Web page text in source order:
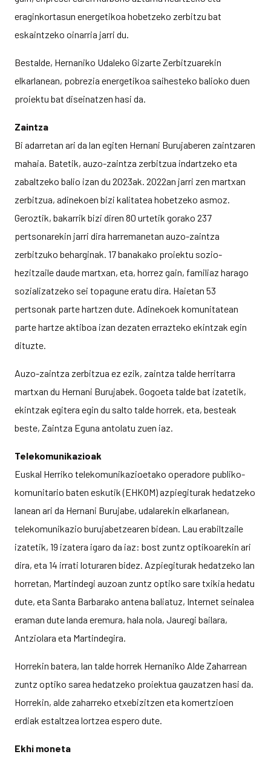
eraginkortasun energetikoa hobetzeko zerbitzu bat
eskaintzeko oinarria jarri du.
Bestalde, Hernaniko Udaleko Gizarte Zerbitzuarekin
elkarlanean, pobrezia energetikoa saihesteko balioko duen
proiektu bat diseinatzen hasi da.
Zaintza
Bi adarretan ari da lan egiten Hernani Burujaberen zaintzaren
mahaia. Batetik, auzo-zaintza zerbitzua indartzeko eta
zabaltzeko balio izan du 2023ak. 2022an jarri zen martxan
zerbitzua, adinekoen bizi kalitatea hobetzeko asmoz.
Geroztik, bakarrik bizi diren 80 urtetik gorako 237
pertsonarekin jarri dira harremanetan auzo-zaintza
zerbitzuko beharginak. 17 banakako proiektu sozio-
hezitzaile daude martxan, eta, horrez gain, familiaz harago
sozializatzeko sei topagune eratu dira. Haietan 53
pertsonak parte hartzen dute. Adinekoek komunitatean
parte hartze aktiboa izan dezaten errazteko ekintzak egin
dituzte.
Auzo-zaintza zerbitzua ez ezik, zaintza talde herritarra
martxan du Hernani Burujabek. Gogoeta talde bat izatetik,
ekintzak egitera egin du salto talde horrek, eta, besteak
beste, Zaintza Eguna antolatu zuen iaz.
Telekomunikazioak
Euskal Herriko telekomunikazioetako operadore publiko-
komunitario baten eskutik (EHKOM) azpiegiturak hedatzeko
lanean ari da Hernani Burujabe, udalarekin elkarlanean,
telekomunikazio burujabetzearen bidean. Lau erabiltzaile
izatetik, 19 izatera igaro da iaz: bost zuntz optikoarekin ari
dira, eta 14 irrati loturaren bidez. Azpiegiturak hedatzeko lan
horretan, Martindegi auzoan zuntz optiko sare txikia hedatu
dute, eta Santa Barbarako antena baliatuz, Internet seinalea
eraman dute landa eremura, hala nola, Jauregi bailara,
Antziolara eta Martindegira.
Horrekin batera, lan talde horrek Hernaniko Alde Zaharrean
zuntz optiko sarea hedatzeko proiektua gauzatzen hasi da.
Horrekin, alde zaharreko etxebizitzen eta komertzioen
erdiak estaltzea lortzea espero dute.
Ekhi moneta